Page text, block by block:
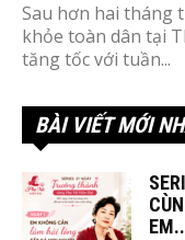
Sau hơn hai tháng
khỏe toàn dân tại
tăng tốc với tuần...
BÀI VIẾT MỚI